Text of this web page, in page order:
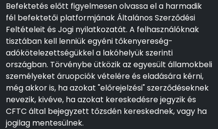
Befektetés előtt figyelmesen olvassa el a harmadik
fél befektetői platformjának Általános Szerződési
Feltételeit és Jogi nyilatkozatát. A felhasználóknak
tisztában kell lenniük egyéni tőkenyereség-
adókötelezettségükkel a lakóhelyük szerinti
országban. Törvénybe ütközik az egyesült államokbeli
személyeket áruopciók vételére és eladására kérni,
még akkor is, ha azokat "előrejelzési" szerződéseknek
nevezik, kivéve, ha azokat kereskedésre jegyzik és
CFTC által bejegyzett tőzsdén kereskednek, vagy ha
jogilag mentesülnek.